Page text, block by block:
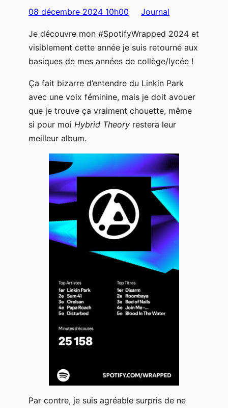
08 décembre 2024 10h00 Journal
Je découvre mon #SpotifyWrapped 2024 et
visiblement cette année je suis retourné aux
basiques de mes années de collège/lycée !
Ça fait bizarre d’entendre du Linkin Park
avec une voix féminine, mais je doit avouer
que je trouve ça vraiment chouette, même
si pour moi Hybrid Theory restera leur
meilleur album.
Par contre, je suis agréable surpris de ne